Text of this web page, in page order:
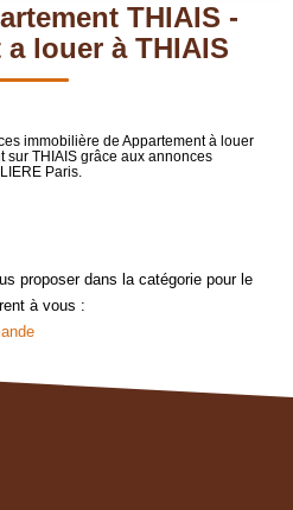
AGENCE
Rejoindre
Actualités
Surface min
THIAIS -
louer à THIAIS
immobilière de Appartement à louer
sur THIAIS grâce aux annonces
Paris.
proposer dans la catégorie pour le
à vous :